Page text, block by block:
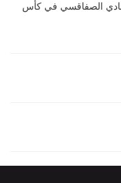
الصفاقسي في كأس